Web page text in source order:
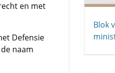
en met
Defensie
naam
Blok